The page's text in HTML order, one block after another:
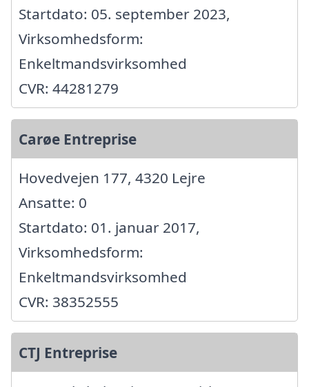
Startdato: 05. september 2023,
Virksomhedsform:
Enkeltmandsvirksomhed
CVR: 44281279
Carøe Entreprise
Hovedvejen 177, 4320 Lejre
Ansatte: 0
Startdato: 01. januar 2017,
Virksomhedsform:
Enkeltmandsvirksomhed
CVR: 38352555
CTJ Entreprise